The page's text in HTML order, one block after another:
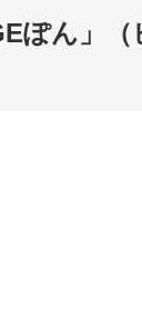
ぽん」（